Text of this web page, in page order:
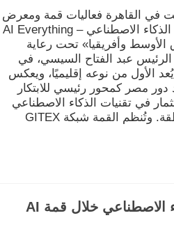
في القاهرة فعاليات قمة ومعرض
«عالم الذكاء الاصطناعي – AI Everything
الأوسط وأفريقيا» تحت رعاية
الرئيس عبد الفتاح السيسي، في
الأول من نوعه إقليميًا، ويعكس
دور مصر كمحور رئيسي للابتكار
في تقنيات الذكاء الاصطناعي
بالمنطقة. وتُنظم القمة شبكة GITEX
Milestones Group تعزز حضورها في الذكاء الاصطناعي خلال قمة AI